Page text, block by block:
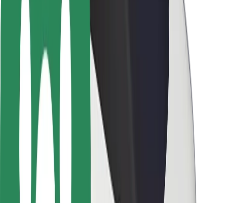
Seguridad para conductores
Seguridad para patinetes
Laboratorio de seguridad
Ciudades
Dónde estamos
Soluciones para las ciudades
Aeropuertos
Estaciones de carga de Bolt
Soporte
Para usuarios
Para conductores